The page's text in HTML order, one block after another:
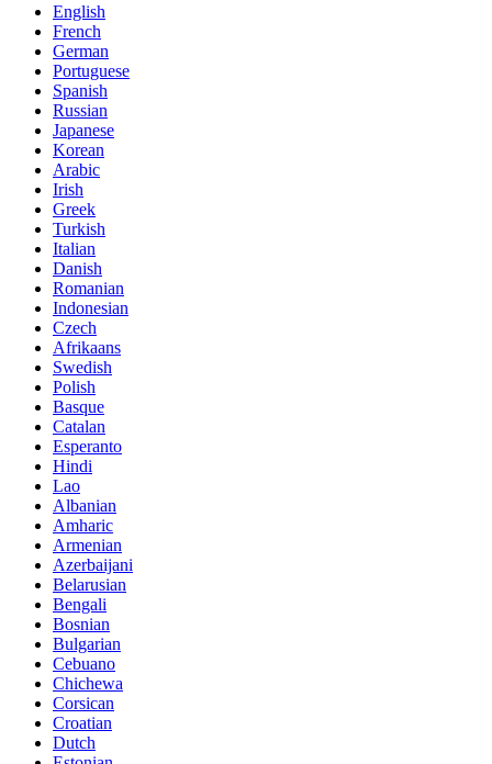
English
French
German
Portuguese
Spanish
Russian
Japanese
Korean
Arabic
Irish
Greek
Turkish
Italian
Danish
Romanian
Indonesian
Czech
Afrikaans
Swedish
Polish
Basque
Catalan
Esperanto
Hindi
Lao
Albanian
Amharic
Armenian
Azerbaijani
Belarusian
Bengali
Bosnian
Bulgarian
Cebuano
Chichewa
Corsican
Croatian
Dutch